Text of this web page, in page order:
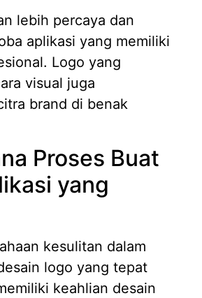
lebih percaya dan
aplikasi yang memiliki
Logo yang
visual juga
brand di benak
Proses Buat
yang
kesulitan dalam
logo yang tepat
keahlian desain